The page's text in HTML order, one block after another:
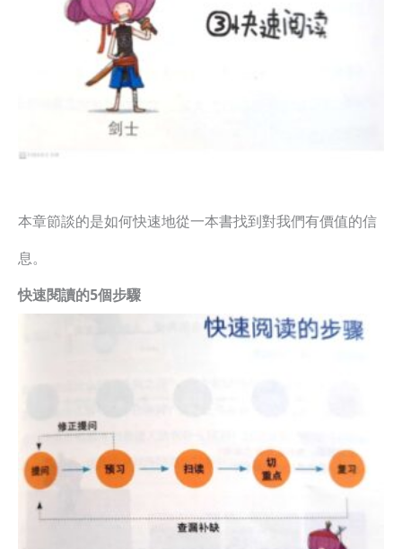
本章節談的是如何快速地從一本書找到對我們有價值的信
息。
快速閱讀的5個步驟